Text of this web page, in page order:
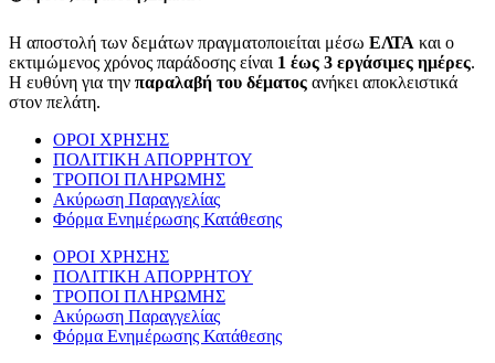
Η αποστολή των δεμάτων πραγματοποιείται μέσω ΕΛΤΑ και ο
εκτιμώμενος χρόνος παράδοσης είναι 1 έως 3 εργάσιμες ημέρες.
Η ευθύνη για την παραλαβή του δέματος ανήκει αποκλειστικά
στον πελάτη.
ΟΡΟΙ ΧΡΗΣΗΣ
ΠΟΛΙΤΙΚΗ ΑΠΟΡΡΗΤΟΥ
ΤΡΟΠΟΙ ΠΛΗΡΩΜΗΣ
Ακύρωση Παραγγελίας
Φόρμα Ενημέρωσης Κατάθεσης
ΟΡΟΙ ΧΡΗΣΗΣ
ΠΟΛΙΤΙΚΗ ΑΠΟΡΡΗΤΟΥ
ΤΡΟΠΟΙ ΠΛΗΡΩΜΗΣ
Ακύρωση Παραγγελίας
Φόρμα Ενημέρωσης Κατάθεσης